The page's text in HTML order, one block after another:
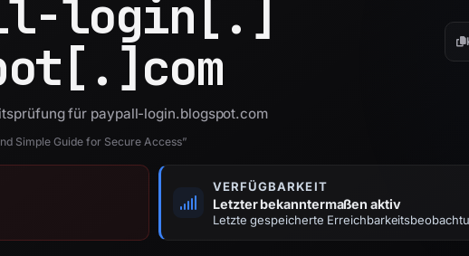
login[.]
com
für paypall-login.blogspot.com
Simple Guide for Secure Access”
VERFÜGBARKEIT
Letzter bekanntermaßen aktiv
Letzte gespeicherte